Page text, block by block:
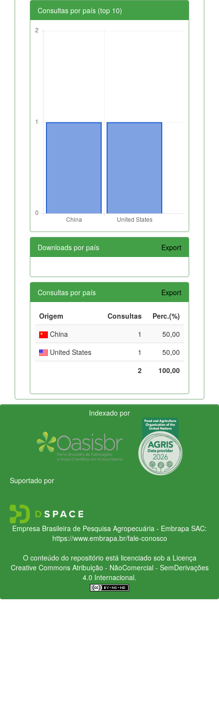
Consultas por país (top 10)
Downloads por país Export
Consultas por país Export
Origem Consultas
Perc.(%)
China
1
50,00
United States
1
50,00
2
100,00
Indexado por
Suportado por
Empresa Brasileira de Pesquisa Agropecuária - Embrapa SAC:
https://www.embrapa.br/fale-conosco
O conteúdo do repositório está licenciado sob a Licença
Creative CommonsAtribuição - NãoComercial - SemDerivações
4.0 Internacional.